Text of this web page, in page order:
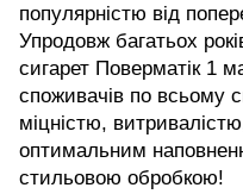
популярністю від
Упродовж багатьох
сигарет Поверматік 1
споживачів по всьому
міцністю,
оптимальним
стильовою обробкою!